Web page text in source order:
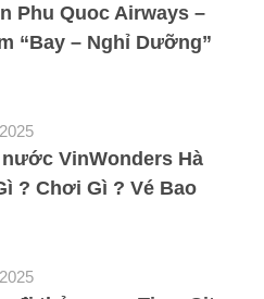
Phu Quoc Airways –
“Bay – Nghỉ Dưỡng”
VinWonders Hà
? Chơi Gì ? Vé Bao